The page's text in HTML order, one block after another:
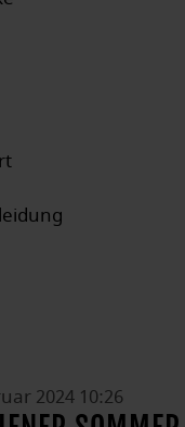
2024 10:26